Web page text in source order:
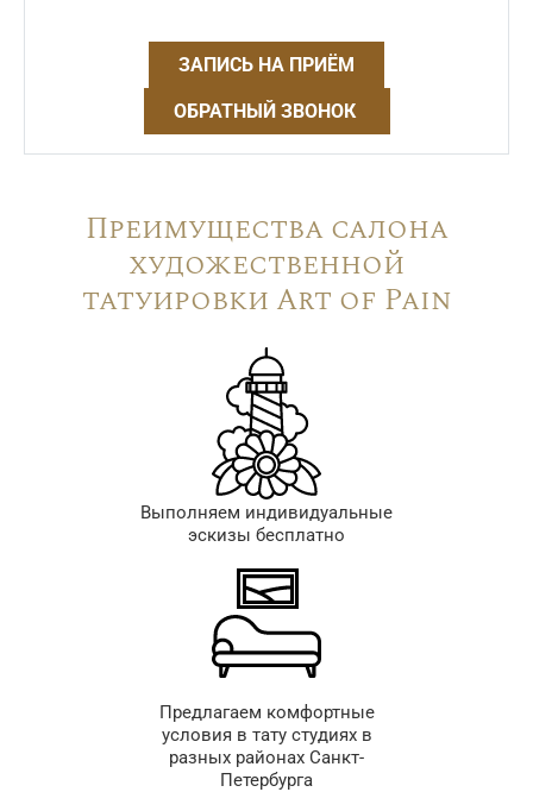
ЗАПИСЬ НА ПРИЁМ
ОБРАТНЫЙ ЗВОНОК
Преимущества салона
художественной
татуировки Art of Pain
Выполняем индивидуальные
эскизы бесплатно
Предлагаем комфортные
условия в тату студиях в
разных районах Санкт-
Петербурга